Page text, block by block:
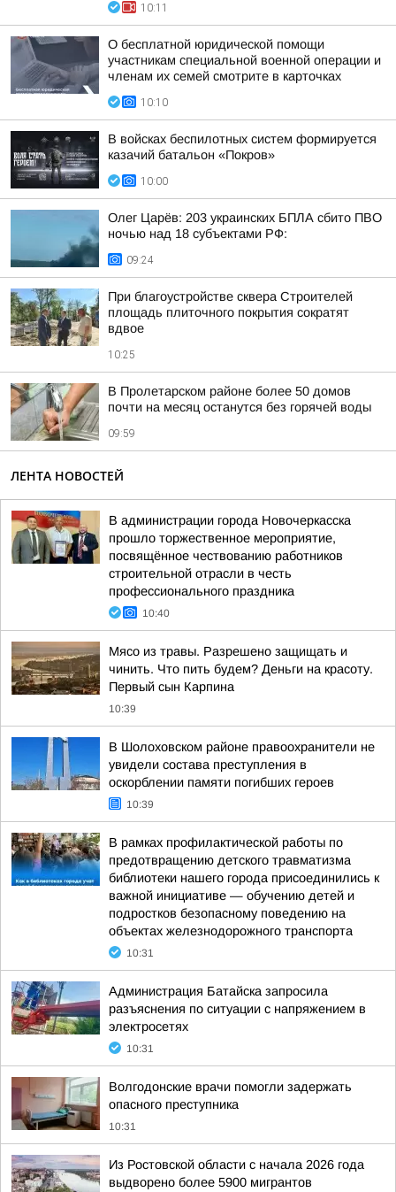
10:11
О бесплатной юридической помощи
участникам специальной военной операции и
членам их семей смотрите в карточках
10:10
В войсках беспилотных систем формируется
казачий батальон «Покров»
10:00
Олег Царёв: 203 украинских БПЛА сбито ПВО
ночью над 18 субъектами РФ:
09:24
При благоустройстве сквера Строителей
площадь плиточного покрытия сократят
вдвое
10:25
В Пролетарском районе более 50 домов
почти на месяц останутся без горячей воды
09:59
ЛЕНТА НОВОСТЕЙ
В администрации города Новочеркасска
прошло торжественное мероприятие,
посвящённое чествованию работников
строительной отрасли в честь
профессионального праздника
10:40
Мясо из травы. Разрешено защищать и
чинить. Что пить будем? Деньги на красоту.
Первый сын Карпина
10:39
В Шолоховском районе правоохранители не
увидели состава преступления в
оскорблении памяти погибших героев
10:39
В рамках профилактической работы по
предотвращению детского травматизма
библиотеки нашего города присоединились к
важной инициативе — обучению детей и
подростков безопасному поведению на
объектах железнодорожного транспорта
10:31
Администрация Батайска запросила
разъяснения по ситуации с напряжением в
электросетях
10:31
Волгодонские врачи помогли задержать
опасного преступника
10:31
Из Ростовской области с начала 2026 года
выдворено более 5900 мигрантов